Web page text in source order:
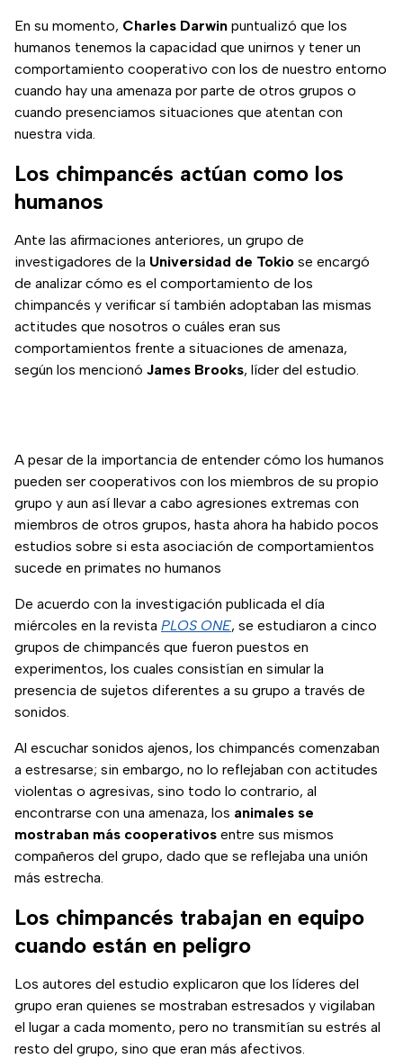
En su momento, Charles Darwin puntualizó que los
humanos tenemos la capacidad que unirnos y tener un
comportamiento cooperativo con los de nuestro entorno
cuando hay una amenaza por parte de otros grupos o
cuando presenciamos situaciones que atentan con
nuestra vida.
Los chimpancés actúan como los
humanos
Ante las afirmaciones anteriores, un grupo de
investigadores de la Universidad de Tokio se encargó
de analizar cómo es el comportamiento de los
chimpancés y verificar sí también adoptaban las mismas
actitudes que nosotros o cuáles eran sus
comportamientos frente a situaciones de amenaza,
según los mencionó James Brooks, líder del estudio.
A pesar de la importancia de entender cómo los humanos
pueden ser cooperativos con los miembros de su propio
grupo y aun así llevar a cabo agresiones extremas con
miembros de otros grupos, hasta ahora ha habido pocos
estudios sobre si esta asociación de comportamientos
sucede en primates no humanos
De acuerdo con la investigación publicada el día
miércoles en la revista PLOS ONE, se estudiaron a cinco
grupos de chimpancés que fueron puestos en
experimentos, los cuales consistían en simular la
presencia de sujetos diferentes a su grupo a través de
sonidos.
Al escuchar sonidos ajenos, los chimpancés comenzaban
a estresarse; sin embargo, no lo reflejaban con actitudes
violentas o agresivas, sino todo lo contrario, al
encontrarse con una amenaza, los animales se
mostraban más cooperativos entre sus mismos
compañeros del grupo, dado que se reflejaba una unión
más estrecha.
Los chimpancés trabajan en equipo
cuando están en peligro
Los autores del estudio explicaron que los líderes del
grupo eran quienes se mostraban estresados y vigilaban
el lugar a cada momento, pero no transmitían su estrés al
resto del grupo, sino que eran más afectivos.